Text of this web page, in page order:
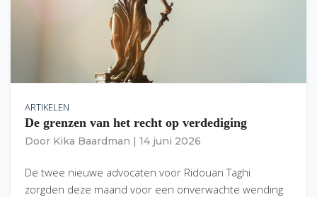
ARTIKELEN
De grenzen van het recht op verdediging
Door Kika Baardman 14 juni 2026
De twee nieuwe advocaten voor Ridouan Taghi
zorgden deze maand voor een onverwachte wending